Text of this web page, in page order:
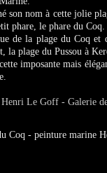
son nom à cette jolie
phare, le phare du Coq.
de la plage du Coq et
plage du Pussou à
imposante mais
Le Goff - Galerie